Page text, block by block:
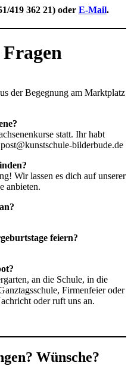
419 362 21) oder E-Mail.
der Begegnung am Marktplatz
statt. Ihr habt
bilderbude.de
Wir lassen es dich auf unserer
anbieten.
feiern?
an die Schule, in die
Firmenfeier oder
oder ruft uns an.
Wünsche?